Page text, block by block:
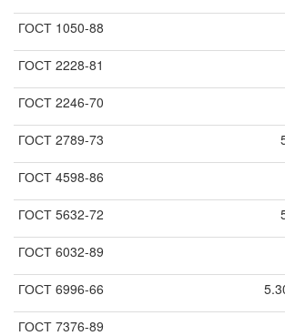
ГОСТ 1050-88
ГОСТ 2228-81
ГОСТ 2246-70
ГОСТ 2789-73
ГОСТ 4598-86
ГОСТ 5632-72
ГОСТ 6032-89
ГОСТ 6996-66
ГОСТ 7376-89